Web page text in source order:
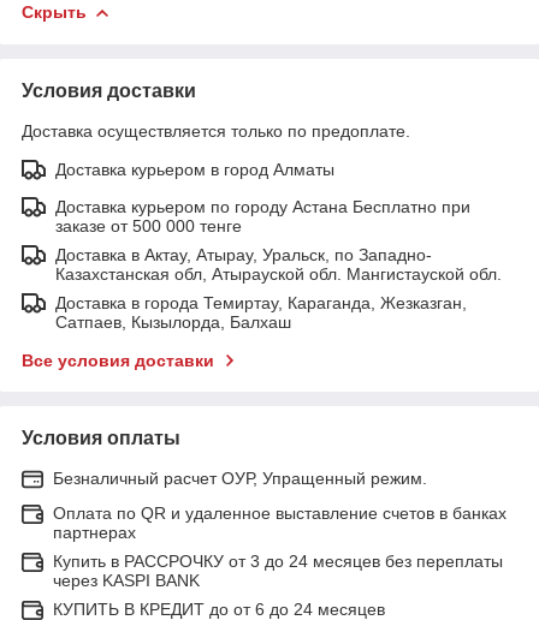
Скрыть
Условия доставки
Доставка осуществляется только по предоплате.
Доставка курьером в город Алматы
Доставка курьером по городу Астана Бесплатно при
заказе от 500 000 тенге
Доставка в Актау, Атырау, Уральск, по Западно-
Казахстанская обл, Атырауской обл. Мангистауской обл.
Доставка в города Темиртау, Караганда, Жезказган,
Сатпаев, Кызылорда, Балхаш
Все условия доставки
Условия оплаты
Безналичный расчет ОУР, Упращенный режим.
Оплата по QR и удаленное выставление счетов в банках
партнерах
Купить в РАССРОЧКУ от 3 до 24 месяцев без переплаты
через KASPI BANK
КУПИТЬ В КРЕДИТ до от 6 до 24 месяцев